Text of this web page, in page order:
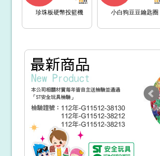
珍珠板硬幣投籃機 小白狗豆豆鑰匙圈